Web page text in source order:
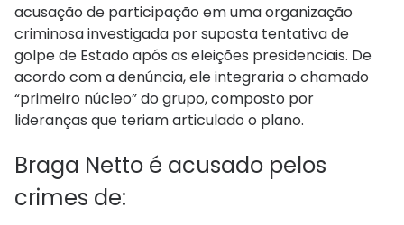
acusação de participação em uma organização
criminosa investigada por suposta tentativa de
golpe de Estado após as eleições presidenciais. De
acordo com a denúncia, ele integraria o chamado
“primeiro núcleo” do grupo, composto por
lideranças que teriam articulado o plano.
Braga Netto é acusado pelos
crimes de: